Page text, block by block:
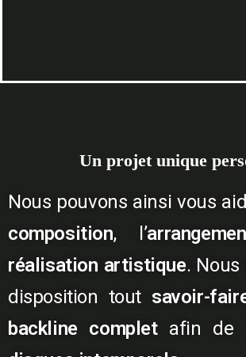
Un projet unique
Nous pouvons ainsi vous
composition, l’
réalisation artistique.
disposition tout savoir-
backline completafin de